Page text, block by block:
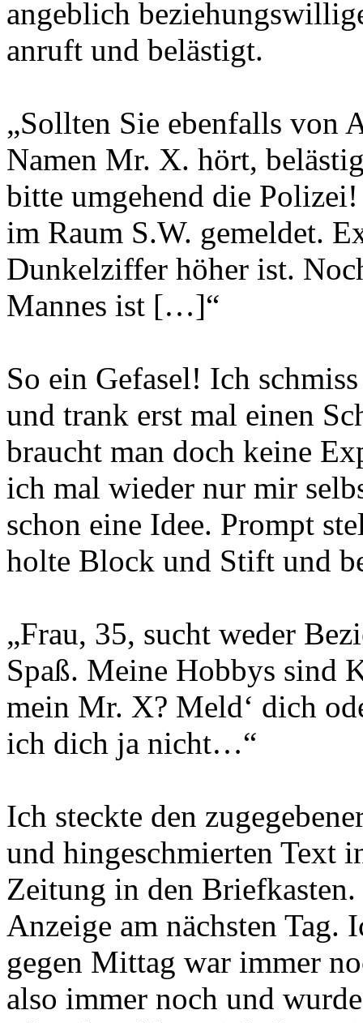
angeblich
anruft und belästigt.
„Sollten Sie ebenfalls von
Namen Mr. X. hört,
bitte umgehend die
im Raum S.W. gemeldet.
Dunkelziffer höher ist.
Mannes ist […]“
So ein Gefasel! Ich
und trank erst mal einen
braucht man doch keine
ich mal wieder nur mir
schon eine Idee. Prompt
holte Block und Stift und
„Frau, 35, sucht weder
Spaß. Meine Hobbys sind
mein Mr. X? Meld‘ dich
ich dich ja nicht…“
Ich steckte den
und hingeschmierten Text
Zeitung in den
Anzeige am nächsten Tag.
gegen Mittag war immer
also immer noch und